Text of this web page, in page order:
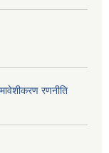
रणनीति